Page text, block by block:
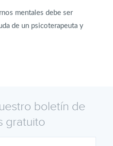
mentales debe ser
de un psicoterapeuta y
así como cambiar el
mentales:
boletín de
gratuito